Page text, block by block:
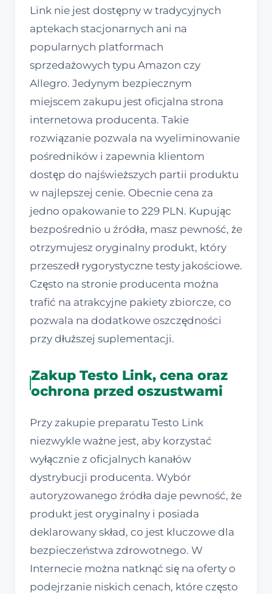
Link nie jest dostępny w tradycyjnych
aptekach stacjonarnych ani na
popularnych platformach
sprzedażowych typu Amazon czy
Allegro. Jedynym bezpiecznym
miejscem zakupu jest oficjalna strona
internetowa producenta. Takie
rozwiązanie pozwala na wyeliminowanie
pośredników i zapewnia klientom
dostęp do najświeższych partii produktu
w najlepszej cenie. Obecnie cena za
jedno opakowanie to 229 PLN. Kupując
bezpośrednio u źródła, masz pewność, że
otrzymujesz oryginalny produkt, który
przeszedł rygorystyczne testy jakościowe.
Często na stronie producenta można
trafić na atrakcyjne pakiety zbiorcze, co
pozwala na dodatkowe oszczędności
przy dłuższej suplementacji.
Zakup Testo Link, cena oraz
ochrona przed oszustwami
Przy zakupie preparatu Testo Link
niezwykle ważne jest, aby korzystać
wyłącznie z oficjalnych kanałów
dystrybucji producenta. Wybór
autoryzowanego źródła daje pewność, że
produkt jest oryginalny i posiada
deklarowany skład, co jest kluczowe dla
bezpieczeństwa zdrowotnego. W
Internecie można natknąć się na oferty o
podejrzanie niskich cenach, które często